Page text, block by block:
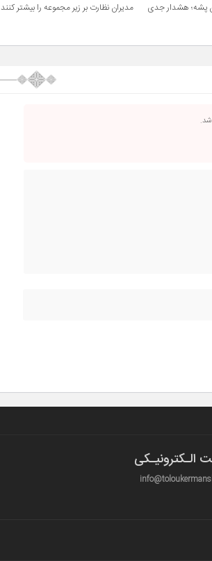
پشه؛ هشدار جدی
مدیران نظارت بر زیر مجموعه را بیشتر کنند
الـکترونیـکی